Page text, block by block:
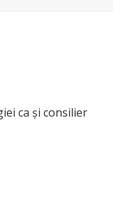
ca și consilier